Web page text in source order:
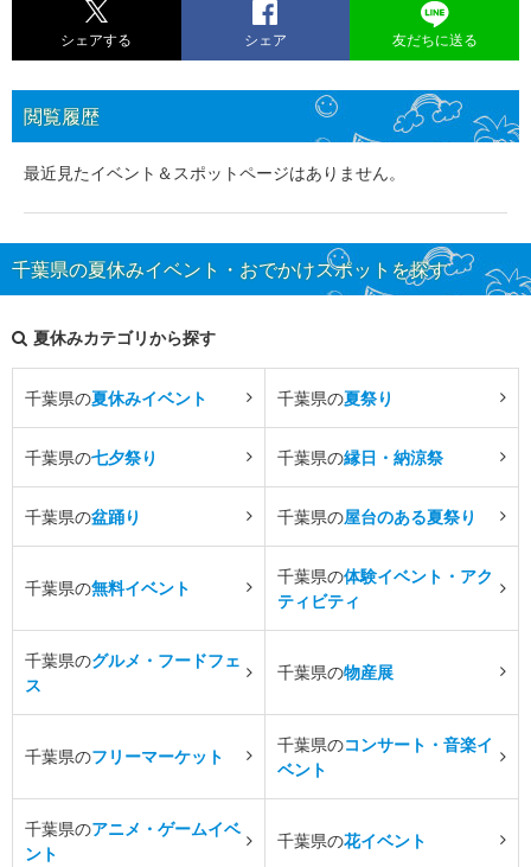
シェアする シェア 友だちに送る
閲覧履歴
最近見たイベント＆スポットページはありません。
千葉県の夏休みイベント・おでかけスポットを探す
夏休みカテゴリから探す
千葉県の夏休みイベント 千葉県の夏祭り
千葉県の七夕祭り 千葉県の縁日・納涼祭
千葉県の盆踊り 千葉県の屋台のある夏祭り
千葉県の無料イベント
千葉県の体験イベント・アク
ティビティ
千葉県のグルメ・フードフェ
ス
千葉県の物産展
千葉県のフリーマーケット
千葉県のコンサート・音楽イ
ベント
千葉県のアニメ・ゲームイベ
ント
千葉県の花イベント